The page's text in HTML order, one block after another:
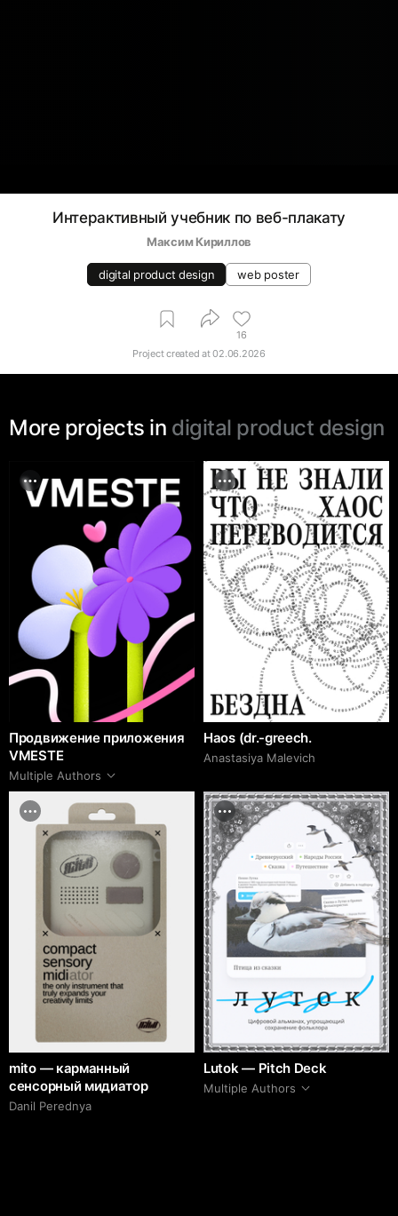
Интерактивный учебник по веб-плакату
Максим Кириллов
digital product design web poster
16
Project created at02.06.2026
More projects in digital product design
Продвижение приложения
VMESTE
Multiple Authors
Haos (dr.-greech.
Anastasiya Malevich
mito — карманный
сенсорный мидиатор
Danil Perednya
Lutok — Pitch Deck
Multiple Authors